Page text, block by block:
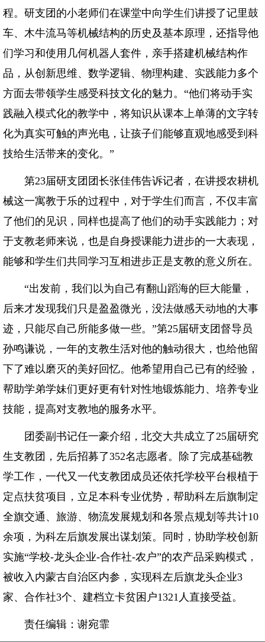
程。研支团的小老师们在课堂中向学生们讲授了记里鼓
车、木牛流马等机械结构的历史及基本原理，还指导他
们学习和使用几何机器人套件，亲手搭建机械结构作
品，从创新思维、数学逻辑、物理构建、实践能力多个
方面去带领学生感受科技文化的魅力。“他们将动手实
践融入模式化的教学中，将知识从课本上单薄的文字转
化为真实可触的声光电，让孩子们能够直观地感受到科
技给生活带来的变化。”
第23届研支团团长张佳伟告诉记者，在讲授农耕机
械这一寓教于乐的过程中，对于学生们而言，不仅丰富
了他们的见识，同样也提高了他们的动手实践能力；对
于支教老师来说，也是自身授课能力进步的一大表现，
能够和学生们共同学习互相进步正是支教的意义所在。
“出发前，我们以为自己有翻山蹈海的巨大能量，
后来才发现我们只是盈盈微光，没法做感天动地的大事
迹，只能尽自己所能多做一些。”第25届研支团督导员
孙鸣谦说，一年的支教生活对他的触动很大，也给他留
下了难以磨灭的美好回忆。他希望用自己已有的经验，
帮助学弟学妹们更好更有针对性地锻炼能力、培养专业
技能，提高对支教地的服务水平。
团委副书记任一豪介绍，北交大共成立了25届研究
生支教团，先后招募了352名志愿者。除了完成基础教
学工作，一代又一代支教团成员还依托学校平台根植于
定点扶贫项目，立足本科专业优势，帮助科左后旗制定
全旗交通、旅游、物流发展规划和各景点规划等共计10
余项，为科左后旗发展出谋划策。同时，协助学校创新
实施“学校-龙头企业-合作社-农户”的农产品采购模式，
被收入内蒙古自治区内参，实现科左后旗龙头企业3
家、合作社3个、建档立卡贫困户1321人直接受益。
责任编辑：谢宛霏